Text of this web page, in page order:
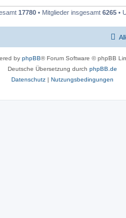
17780 • Mitglieder insgesamt 6265 •
by phpBB® Forum Software © phpBB
Deutsche Übersetzung durch phpBB.de
Datenschutz | Nutzungsbedingungen